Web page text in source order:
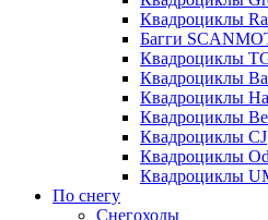
Квадроциклы
Багги
Квадроциклы
Квадроциклы
Квадроциклы
Квадроциклы
Квадроциклы CJ
Квадроциклы
Квадроциклы
По снегу
Снегоходы